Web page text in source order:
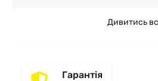
Дивитись
Гарантія